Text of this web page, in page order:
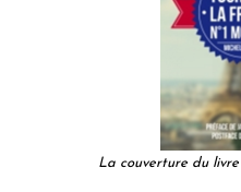
La couverture du